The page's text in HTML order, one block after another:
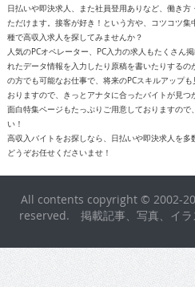
日払いや即決求人、また社員登用ありなど、働き
ただけます。接客が好き！という方や、コツコツ
種で高収入求人を探してみませんか？
人気のPCオペレーター、PC入力の求人もたくさん
れたデータ情報を入力したり原稿を書いたりする
の方でも可能なお仕事で、将来のPCスキルアップ
おりますので、きっとアナタに合ったバイトが見つ
面白特集ページもたっぷりご用意しておりますの
い！
高収入バイトをお探しなら、日払いや即決求人を
どうぞお任せくださいませ！
All contents copyright © 2002-
reserved. 掲載記事、写真、イラ